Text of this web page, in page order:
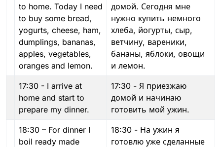
to home. Today I need
to buy some bread,
yogurts, cheese, ham,
dumplings, bananas,
apples, vegetables,
oranges and lemon.
домой. Сегодня мне
нужно купить немного
хлеба, йогурты, сыр,
ветчину, вареники,
бананы, яблоки, овощи
и лемон.
17:30 - I arrive at
home and start to
prepare my dinner.
17:30 - Я приезжаю
домой и начинаю
готовить мой ужин.
18:30 – For dinner I
boil ready made
18:30 - На ужин я
готовлю уже сделанные